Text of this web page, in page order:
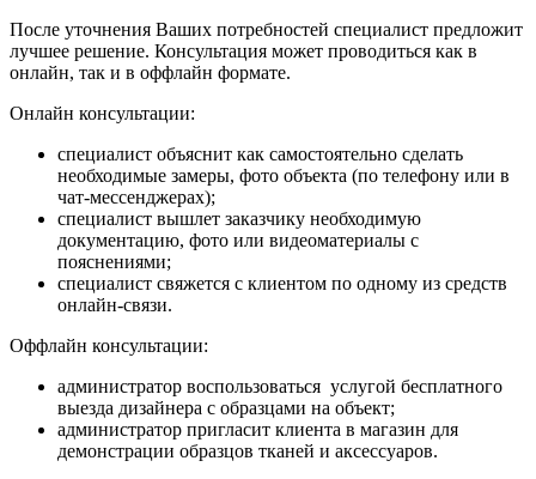
После уточнения Ваших потребностей специалист предложит
лучшее решение. Консультация может проводиться как в
онлайн, так и в оффлайн формате.
Онлайн консультации:
специалист объяснит как самостоятельно сделать
необходимые замеры, фото объекта (по телефону или в
чат-мессенджерах);
специалист вышлет заказчику необходимую
документацию, фото или видеоматериалы с
пояснениями;
специалист свяжется с клиентом по одному из средств
онлайн-связи.
Оффлайн консультации:
администратор воспользоваться услугой бесплатного
выезда дизайнера с образцами на объект;
администратор пригласит клиента в магазин для
демонстрации образцов тканей и аксессуаров.